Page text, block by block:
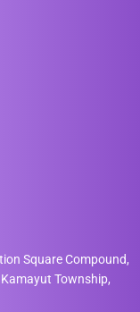
Square Compound,
Township,